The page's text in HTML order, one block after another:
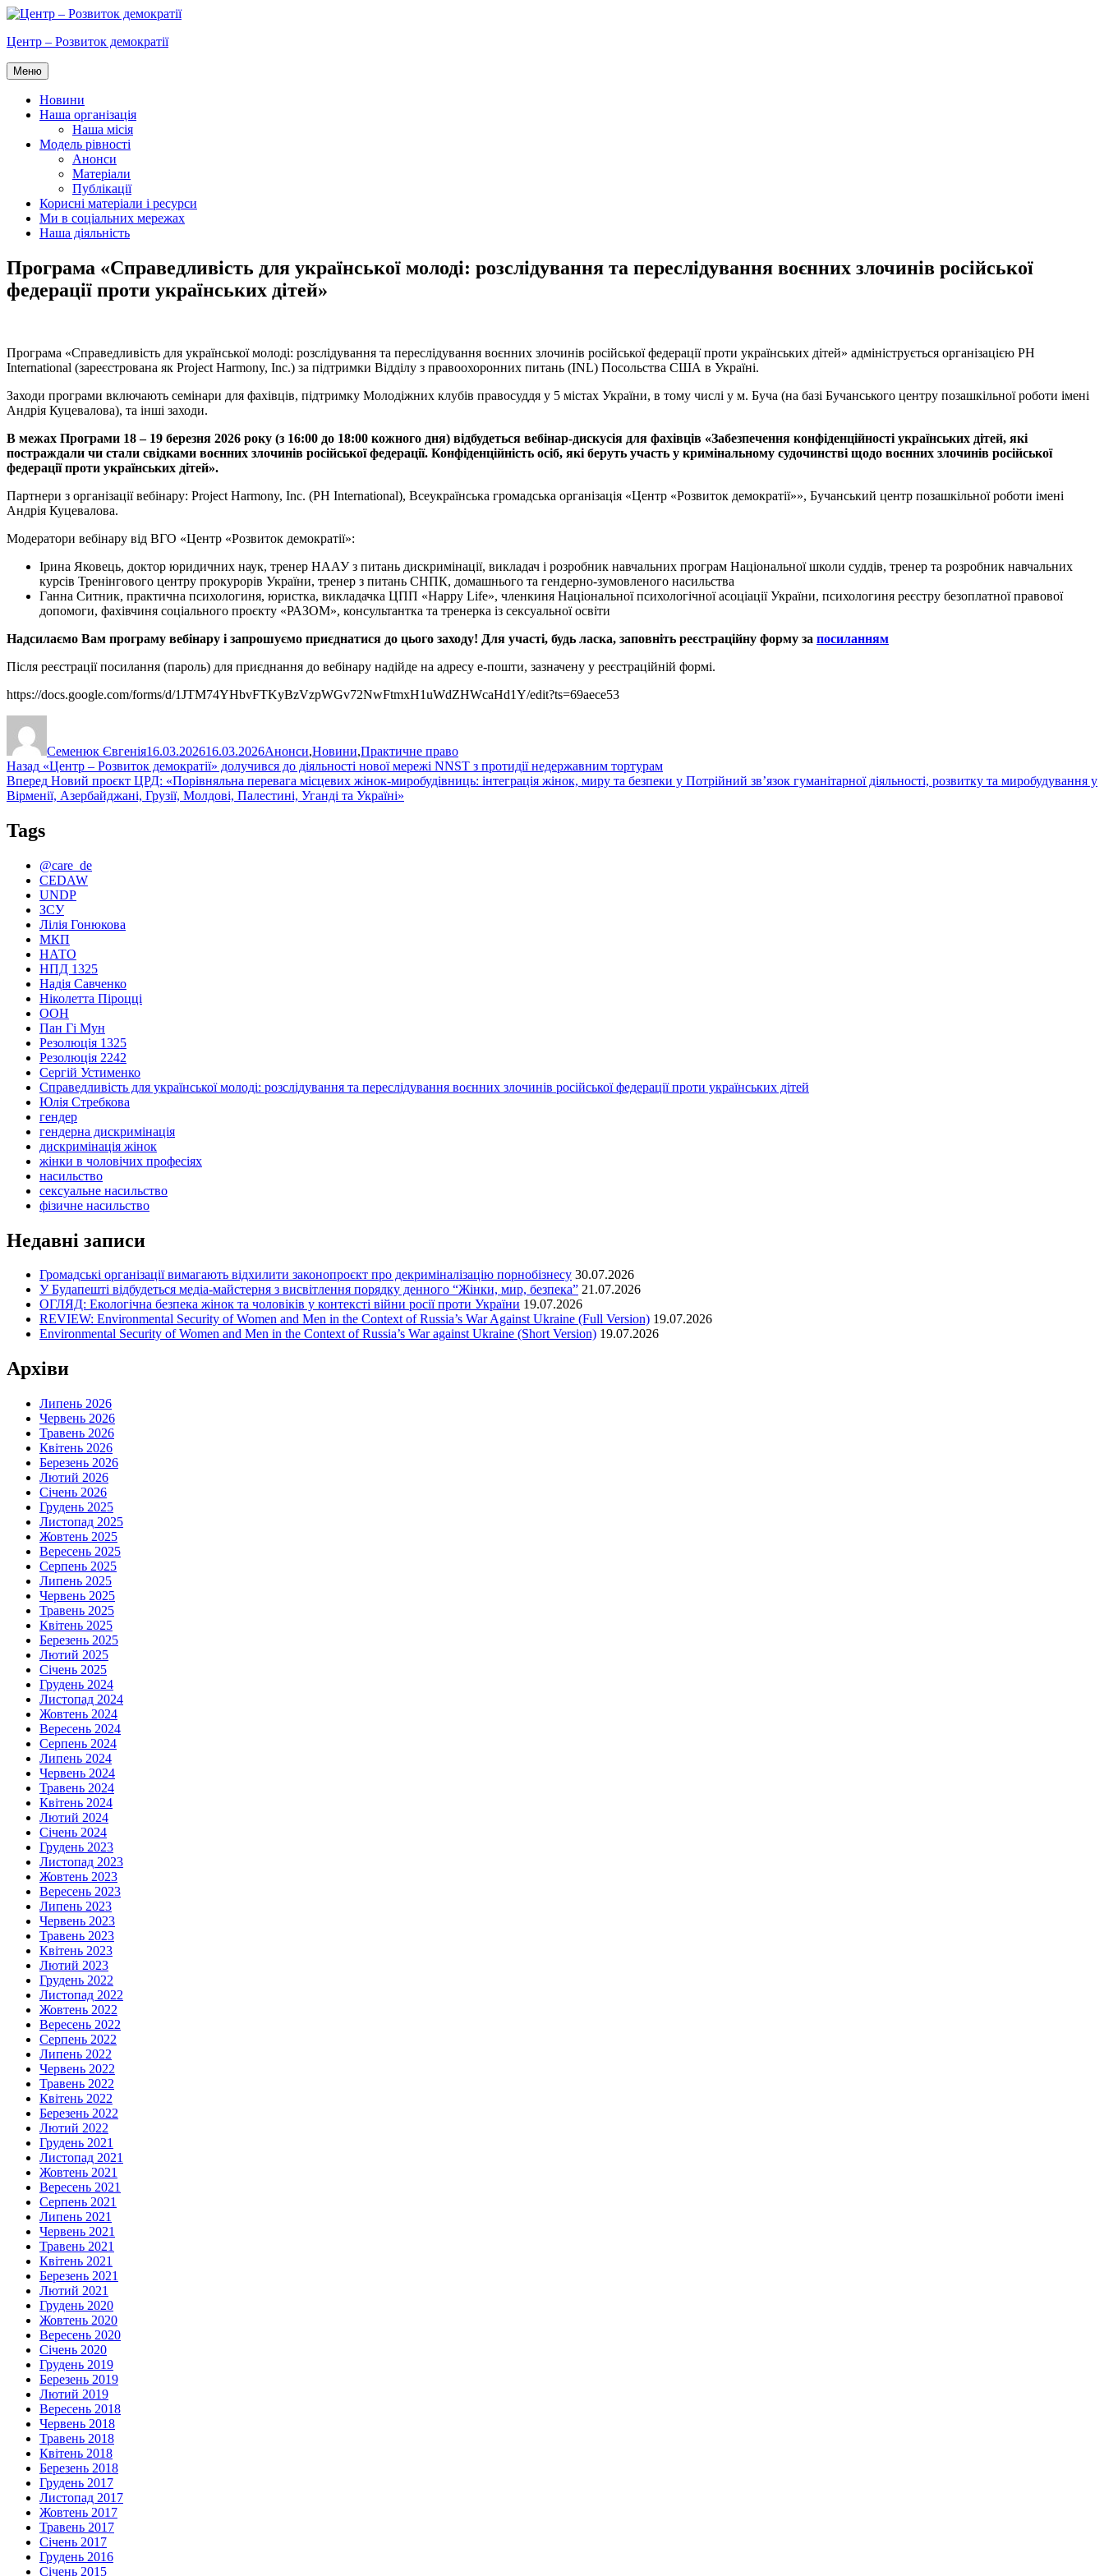
Перейти
вмісту
Центр – Розвиток демократії
Меню
Новини
Наша організація
Наша місія
Модель рівності
Анонси
Матеріали
Публікації
Корисні матеріали і ресурси
Ми в соціальних мережах
Наша діяльність
Програма «Справедливість для української молоді: розслідування та переслідування воєнних злочинів російської
федерації проти українських дітей»
Програма «Справедливість для української молоді: розслідування та переслідування воєнних злочинів російської федерації проти українських дітей» адмініструється організацією PH
International (зареєстрована як Project Harmony, Inc.) за підтримки Відділу з правоохоронних питань (INL) Посольства США в Україні.
Заходи програми включають семінари для фахівців, підтримку Молодіжних клубів правосуддя у 5 містах України, в тому числі у м. Буча (на базі Бучанського центру позашкільної роботи імені
Андрія Куцевалова), та інші заходи.
В межах Програми 18 – 19 березня 2026 року (з 16:00 до 18:00 кожного дня) відбудеться вебінар-дискусія для фахівців «Забезпечення конфіденційності українських дітей, які
постраждали чи стали свідками воєнних злочинів російської федерації. Конфіденційність осіб, які беруть участь у кримінальному судочинстві щодо воєнних злочинів російської
федерації проти українських дітей».
Партнери з організації вебінару: Project Harmony, Inc. (PH International), Всеукраїнська громадська організація «Центр «Розвиток демократії»», Бучанський центр позашкільної роботи імені
Андрія Куцевалова.
Модератори вебінару від ВГО «Центр «Розвиток демократії»:
Ірина Яковець, доктор юридичних наук, тренер НААУ з питань дискримінації, викладач і розробник навчальних програм Національної школи суддів, тренер та розробник навчальних
курсів Тренінгового центру прокурорів України, тренер з питань СНПК, домашнього та гендерно-зумовленого насильства
Ганна Ситник, практична психологиня, юристка, викладачка ЦПП «Happy Life», членкиня Національної психологічної асоціації України, психологиня реєстру безоплатної правової
допомоги, фахівчиня соціального проєкту «РАЗОМ», консультантка та тренерка із сексуальної освіти
Надсилаємо Вам програму вебінару і запрошуємо приєднатися до цього заходу! Для участі, будь ласка, заповніть реєстраційну форму за посиланням
Після реєстрації посилання (пароль) для приєднання до вебінару надійде на адресу е-пошти, зазначену у реєстраційній формі.
https://docs.google.com/forms/d/1JTM74YHbvFTKyBzVzpWGv72NwFtmxH1uWdZHWcaHd1Y/edit?ts=69aece53
Семенюк Євгенія16.03.202616.03.2026Анонси,Новини,Практичне право
Навігація
записів
Назад Попередній
запис:
«Центр – Розвиток демократії» долучився до діяльності нової мережі NNST з протидії недержавним тортурам
Вперед Наступний
запис:
Новий проєкт ЦРД: «Порівняльна перевага місцевих жінок-миробудівниць: інтеграція жінок, миру та безпеки у Потрійний зв’язок гуманітарної діяльності, розвитку та миробудування у
Вірменії, Азербайджані, Грузії, Молдові, Палестині, Уганді та Україні»
Tags
@care_de
CEDAW
UNDP
ЗСУ
Лілія Гонюкова
МКП
НАТО
НПД 1325
Надія Савченко
Ніколетта Піроцці
ООН
Пан Гі Мун
Резолюція 1325
Резолюція 2242
Сергій Устименко
Справедливість для української молоді: розслідування та переслідування воєнних злочинів російської федерації проти українських дітей
Юлія Стребкова
гендер
гендерна дискримінація
дискримінація жінок
жінки в чоловічих професіях
насильство
сексуальне насильство
фізичне насильство
Недавні записи
Громадські організації вимагають відхилити законопроєкт про декриміналізацію порнобізнесу 30.07.2026
У Будапешті відбудеться медіа-майстерня з висвітлення порядку денного “Жінки, мир, безпека” 21.07.2026
ОГЛЯД: Екологічна безпека жінок та чоловіків у контексті війни росії проти України 19.07.2026
REVIEW: Environmental Security of Women and Men in the Context of Russia’s War Against Ukraine (Full Version) 19.07.2026
Environmental Security of Women and Men in the Context of Russia’s War against Ukraine (Short Version) 19.07.2026
Архіви
Липень 2026
Червень 2026
Травень 2026
Квітень 2026
Березень 2026
Лютий 2026
Січень 2026
Грудень 2025
Листопад 2025
Жовтень 2025
Вересень 2025
Серпень 2025
Липень 2025
Червень 2025
Травень 2025
Квітень 2025
Березень 2025
Лютий 2025
Січень 2025
Грудень 2024
Листопад 2024
Жовтень 2024
Вересень 2024
Серпень 2024
Липень 2024
Червень 2024
Травень 2024
Квітень 2024
Лютий 2024
Січень 2024
Грудень 2023
Листопад 2023
Жовтень 2023
Вересень 2023
Липень 2023
Червень 2023
Травень 2023
Квітень 2023
Лютий 2023
Грудень 2022
Листопад 2022
Жовтень 2022
Вересень 2022
Серпень 2022
Липень 2022
Червень 2022
Травень 2022
Квітень 2022
Березень 2022
Лютий 2022
Грудень 2021
Листопад 2021
Жовтень 2021
Вересень 2021
Серпень 2021
Липень 2021
Червень 2021
Травень 2021
Квітень 2021
Березень 2021
Лютий 2021
Грудень 2020
Жовтень 2020
Вересень 2020
Січень 2020
Грудень 2019
Березень 2019
Лютий 2019
Вересень 2018
Червень 2018
Травень 2018
Квітень 2018
Березень 2018
Грудень 2017
Листопад 2017
Жовтень 2017
Травень 2017
Січень 2017
Грудень 2016
Січень 2015